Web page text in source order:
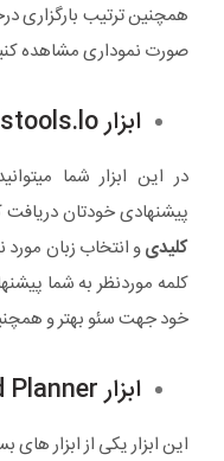
همچنین ترتیب بارگزاری
صورت نموداری مشاهده
ابزار Keywordstools.lo
پیشنهادی خودتان دریافت
کلیدیو انتخاب زبان
کلمه موردنظر به شما
خود جهت سئو بهتر و
ابزار Google Keyword Planner
این ابزار یکی از ابزار